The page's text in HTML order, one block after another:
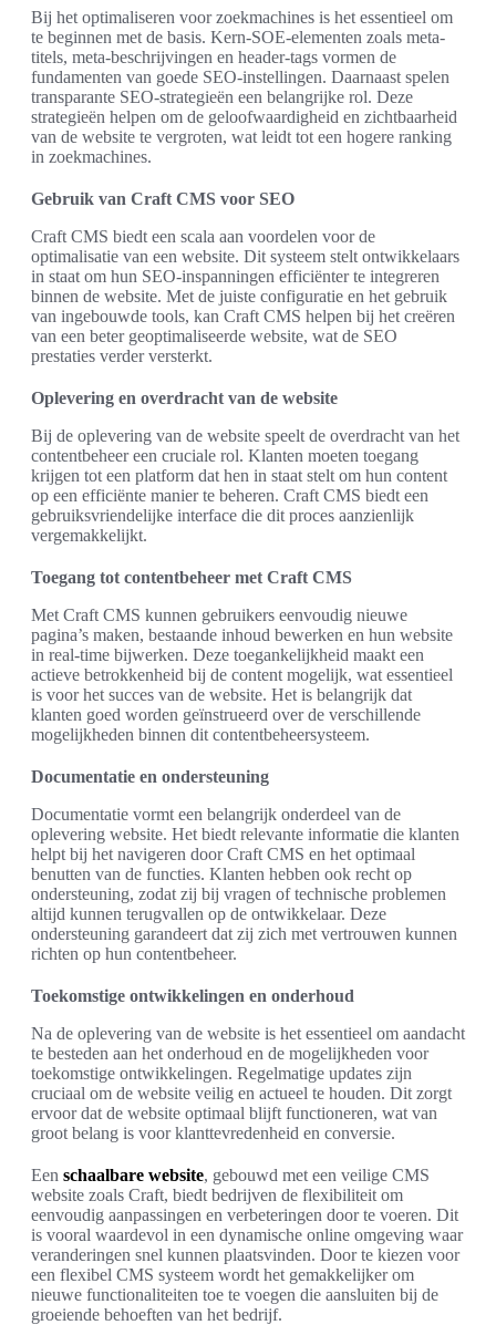
Bij het optimaliseren voor zoekmachines is het essentieel om
te beginnen met de basis. Kern-SOE-elementen zoals meta-
titels, meta-beschrijvingen en header-tags vormen de
fundamenten van goede SEO-instellingen. Daarnaast spelen
transparante SEO-strategieën een belangrijke rol. Deze
strategieën helpen om de geloofwaardigheid en zichtbaarheid
van de website te vergroten, wat leidt tot een hogere ranking
in zoekmachines.
Gebruik van Craft CMS voor SEO
Craft CMS biedt een scala aan voordelen voor de
optimalisatie van een website. Dit systeem stelt ontwikkelaars
in staat om hun SEO-inspanningen efficiënter te integreren
binnen de website. Met de juiste configuratie en het gebruik
van ingebouwde tools, kan Craft CMS helpen bij het creëren
van een beter geoptimaliseerde website, wat de SEO
prestaties verder versterkt.
Oplevering en overdracht van de website
Bij de oplevering van de website speelt de overdracht van het
contentbeheer een cruciale rol. Klanten moeten toegang
krijgen tot een platform dat hen in staat stelt om hun content
op een efficiënte manier te beheren. Craft CMS biedt een
gebruiksvriendelijke interface die dit proces aanzienlijk
vergemakkelijkt.
Toegang tot contentbeheer met Craft CMS
Met Craft CMS kunnen gebruikers eenvoudig nieuwe
pagina’s maken, bestaande inhoud bewerken en hun website
in real-time bijwerken. Deze toegankelijkheid maakt een
actieve betrokkenheid bij de content mogelijk, wat essentieel
is voor het succes van de website. Het is belangrijk dat
klanten goed worden geïnstrueerd over de verschillende
mogelijkheden binnen dit contentbeheersysteem.
Documentatie en ondersteuning
Documentatie vormt een belangrijk onderdeel van de
oplevering website. Het biedt relevante informatie die klanten
helpt bij het navigeren door Craft CMS en het optimaal
benutten van de functies. Klanten hebben ook recht op
ondersteuning, zodat zij bij vragen of technische problemen
altijd kunnen terugvallen op de ontwikkelaar. Deze
ondersteuning garandeert dat zij zich met vertrouwen kunnen
richten op hun contentbeheer.
Toekomstige ontwikkelingen en onderhoud
Na de oplevering van de website is het essentieel om aandacht
te besteden aan het onderhoud en de mogelijkheden voor
toekomstige ontwikkelingen. Regelmatige updates zijn
cruciaal om de website veilig en actueel te houden. Dit zorgt
ervoor dat de website optimaal blijft functioneren, wat van
groot belang is voor klanttevredenheid en conversie.
Een schaalbare website, gebouwd met een veilige CMS
website zoals Craft, biedt bedrijven de flexibiliteit om
eenvoudig aanpassingen en verbeteringen door te voeren. Dit
is vooral waardevol in een dynamische online omgeving waar
veranderingen snel kunnen plaatsvinden. Door te kiezen voor
een flexibel CMS systeem wordt het gemakkelijker om
nieuwe functionaliteiten toe te voegen die aansluiten bij de
groeiende behoeften van het bedrijf.